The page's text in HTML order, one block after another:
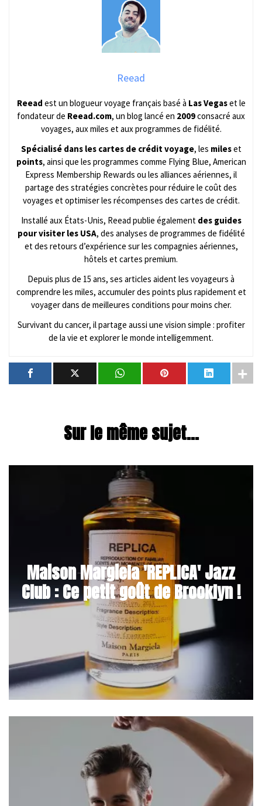
Reead
Reead est un blogueur voyage français basé à Las Vegaset le
fondateur de Reead.com, un blog lancé en 2009consacré aux
voyages, aux miles et aux programmes de fidélité.
Spécialisé dans les cartes de crédit voyage, les mileset
points, ainsi que les programmes comme Flying Blue, American
Express Membership Rewards ou les alliances aériennes, il
partage des stratégies concrètes pour réduire le coût des
voyages et optimiser les récompenses des cartes de crédit.
Installé aux États-Unis, Reead publie également des guides
pour visiter les USA, des analyses de programmes de fidélité
et des retours d’expérience sur les compagnies aériennes,
hôtels et cartes premium.
Depuis plus de 15 ans, ses articles aident les voyageurs à
comprendre les miles, accumuler des points plus rapidement et
voyager dans de meilleures conditions pour moins cher.
Survivant du cancer, il partage aussi une vision simple : profiter
de la vie et explorer le monde intelligemment.
Sur le même sujet...
Maison Margiela 'REPLICA' Jazz
Club : Ce petit goût de Brooklyn !